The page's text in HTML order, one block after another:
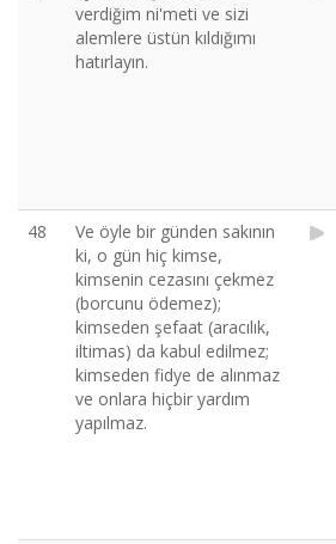
verdiğim ni'meti ve sizi
alemlere üstün kıldığımı
hatırlayın.
48
Ve öyle bir günden sakının
ki, o gün hiç kimse,
kimsenin cezasını çekmez
(borcunu ödemez);
kimseden şefaat (aracılık,
iltimas) da kabul edilmez;
kimseden fidye de alınmaz
ve onlara hiçbir yardım
yapılmaz.